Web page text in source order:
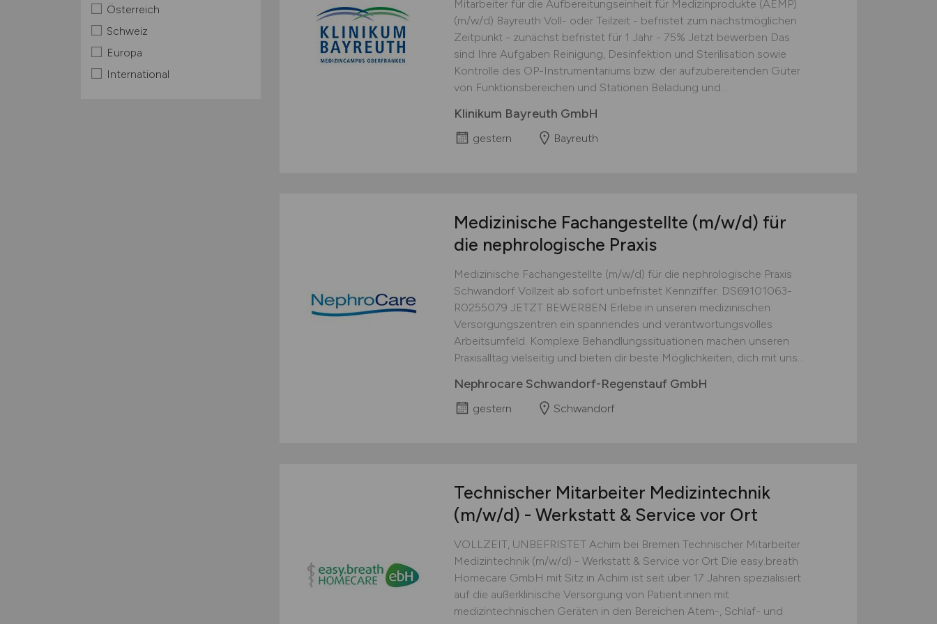
Österreich
Schweiz
Europa
International
Mitarbeiter für die Aufbereitungseinheit für Medizinprodukte (AEMP)
(m/w/d) Bayreuth Voll- oder Teilzeit - befristet zum nächstmöglichen
Zeitpunkt - zunächst befristet für 1 Jahr - 75% Jetzt bewerben Das
sind Ihre Aufgaben Reinigung, Desinfektion und Sterilisation sowie
Kontrolle des OP-Instrumentariums bzw. der aufzubereitenden Güter
von Funktionsbereichen und Stationen Beladung und...
Klinikum Bayreuth GmbH
gestern Bayreuth
Medizinische Fachangestellte (m/w/d) für
die nephrologische Praxis
Medizinische Fachangestellte (m/w/d) für die nephrologische Praxis
Schwandorf Vollzeit ab sofort unbefristet Kennziffer: DS69101063-
R0255079 JETZT BEWERBEN Erlebe in unseren medizinischen
Versorgungszentren ein spannendes und verantwortungsvolles
Arbeitsumfeld. Komplexe Behandlungssituationen machen unseren
Praxisalltag vielseitig und bieten dir beste Möglichkeiten, dich mit uns...
Nephrocare Schwandorf-Regenstauf GmbH
gestern Schwandorf
Technischer Mitarbeiter Medizintechnik
(m/w/d) - Werkstatt & Service vor Ort
VOLLZEIT, UNBEFRISTET Achim bei Bremen Technischer Mitarbeiter
Medizintechnik (m/w/d) - Werkstatt & Service vor Ort Die easy.breath
Homecare GmbH mit Sitz in Achim ist seit über 17 Jahren spezialisiert
auf die außerklinische Versorgung von Patient:innen mit
medizintechnischen Geräten in den Bereichen Atem-, Schlaf- und